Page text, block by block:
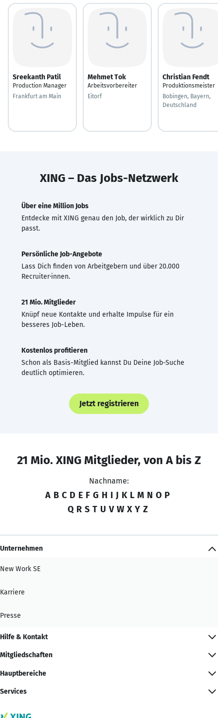
Sreekanth Patil
Production Manager
Frankfurt am Main
Mehmet Tok
Arbeitsvorbereiter
Eitorf
Christian Fendt
Produktionsmeister
Bobingen, Bayern,
Deutschland
XING – Das Jobs-Netzwerk
Über eine Million Jobs
Entdecke mit XING genau den Job, der wirklich zu Dir
passt.
Persönliche Job-Angebote
Lass Dich finden von Arbeitgebern und über 20.000
Recruiter·innen.
21 Mio. Mitglieder
Knüpf neue Kontakte und erhalte Impulse für ein
besseres Job-Leben.
Kostenlos profitieren
Schon als Basis-Mitglied kannst Du Deine Job-Suche
deutlich optimieren.
Jetzt registrieren
21 Mio. XING Mitglieder, von A bis Z
Nachname:
A B C D E F G H I J K L M N O P
Q R S T U V W X Y Z
Unternehmen
New Work SE
Karriere
Presse
Hilfe & Kontakt
Mitgliedschaften
Hauptbereiche
Services